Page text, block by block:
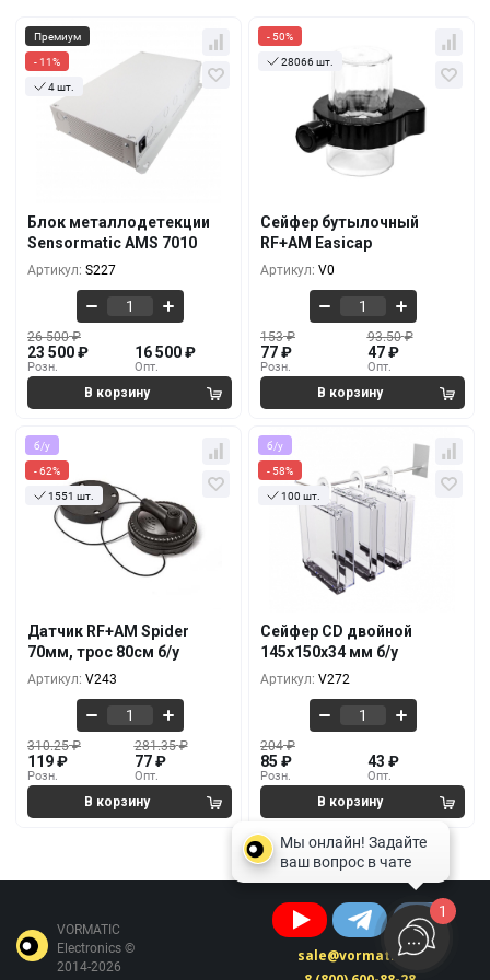
Премиум
- 11%
4 шт.
Блок металлодетекции
Sensormatic AMS 7010
Артикул: S227
Розн.
26 500 ₽
23 500₽
Опт.
16 500 ₽
Кол-во За 1 шт.
5+
21 500
- 50%
28066 шт.
Сейфер бутылочный
RF+AM Easicap
Артикул: V0
Розн.
153 ₽
77₽
Опт.
93.50 ₽
47 ₽
Кол-во За 1 шт.
100+
б/у
- 62%
1551 шт.
Датчик RF+AM Spider
70мм, трос 80см б/у
Артикул: V243
Розн.
310.25 ₽
119₽
Опт.
281.35 ₽
77 ₽
Кол-во За 1 шт.
310.25
1000+
292.40
б/у
- 58%
100 шт.
Сейфер CD двойной
145х150х34 мм б/у
Артикул: V272
Розн.
204 ₽
85 ₽
Опт.
43 ₽
Кол-во За 1 шт.
100+
VORMATIC
Electronics ©
2014-2026
sale@vormatic.ru
1